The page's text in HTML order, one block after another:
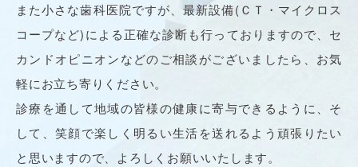
また小さな歯科医院ですが、最新設備(ＣＴ・マイクロス
コープなど)による正確な診断も行っておりますので、セ
カンドオピニオンなどのご相談がございましたら、お気
軽にお立ち寄りください。
診療を通して地域の皆様の健康に寄与できるように、そ
して、笑顔で楽しく明るい生活を送れるよう頑張りたい
と思いますので、よろしくお願いいたします。